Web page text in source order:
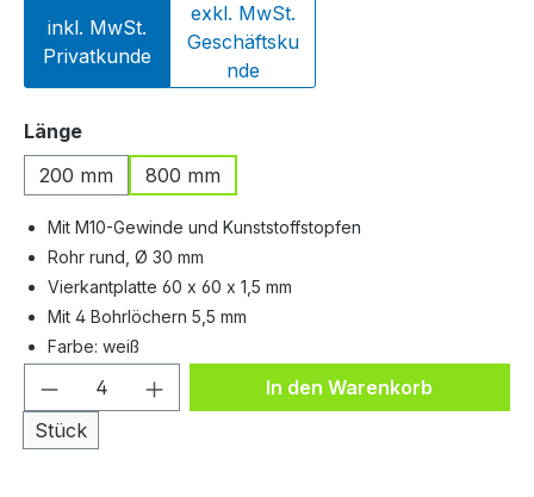
inkl. MwSt.
Privatkunde
exkl. MwSt.
Geschäftsku
nde
Längeauswählen
200 mm
800 mm
Mit M10-Gewinde und Kunststoffstopfen
Rohr rund, Ø 30 mm
Vierkantplatte 60 x 60 x 1,5 mm
Mit 4 Bohrlöchern 5,5 mm
Farbe: weiß
Produkt Anzahl: Gib den
Stück
In den Warenkorb